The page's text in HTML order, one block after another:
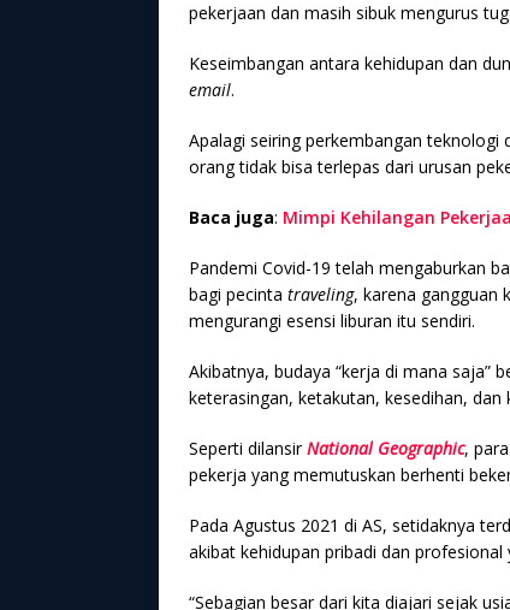
pekerjaan dan masih sibuk mengurus
Keseimbangan antara kehidupan dan
email.
Apalagi seiring perkembangan
orang tidak bisa terlepas dari urusan
Baca juga: Mimpi Kehilangan
Pandemi Covid-19 telah mengaburkan
bagi pecinta traveling, karena gangguan
mengurangi esensi liburan itu sendiri.
Akibatnya, budaya “kerja di mana saja”
keterasingan, ketakutan, kesedihan, dan
Seperti dilansirNational Geographic,
pekerja yang memutuskan berhenti
Pada Agustus 2021 di AS, setidaknya
akibat kehidupan pribadi dan profesional
“Sebagian besar dari kita diajari sejak